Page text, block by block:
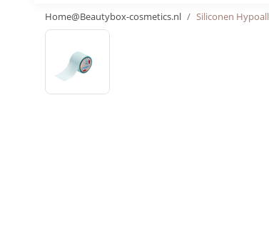
Home@Beautybox-cosmetics.nl Siliconen